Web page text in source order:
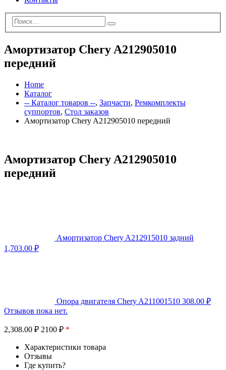
Амортизатор Chery A212905010
передний
Home
Каталог
-- Каталог товаров --, Запчасти, Ремкомплекты
суппортов, Стол заказов
Амортизатор Chery A212905010 передний
Амортизатор Chery A212905010
передний
Амортизатор Chery A212915010 задний
1,703.00 ₽
Опора двигателя Chery A211001510 308.00 ₽
Отзывов пока нет.
2,308.00 ₽ 2100 ₽ *
Характеристики товара
Отзывы
Где купить?